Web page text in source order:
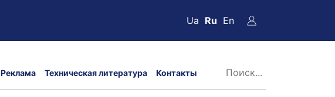
Ua Ru En
Реклама Техническая литература Контакты